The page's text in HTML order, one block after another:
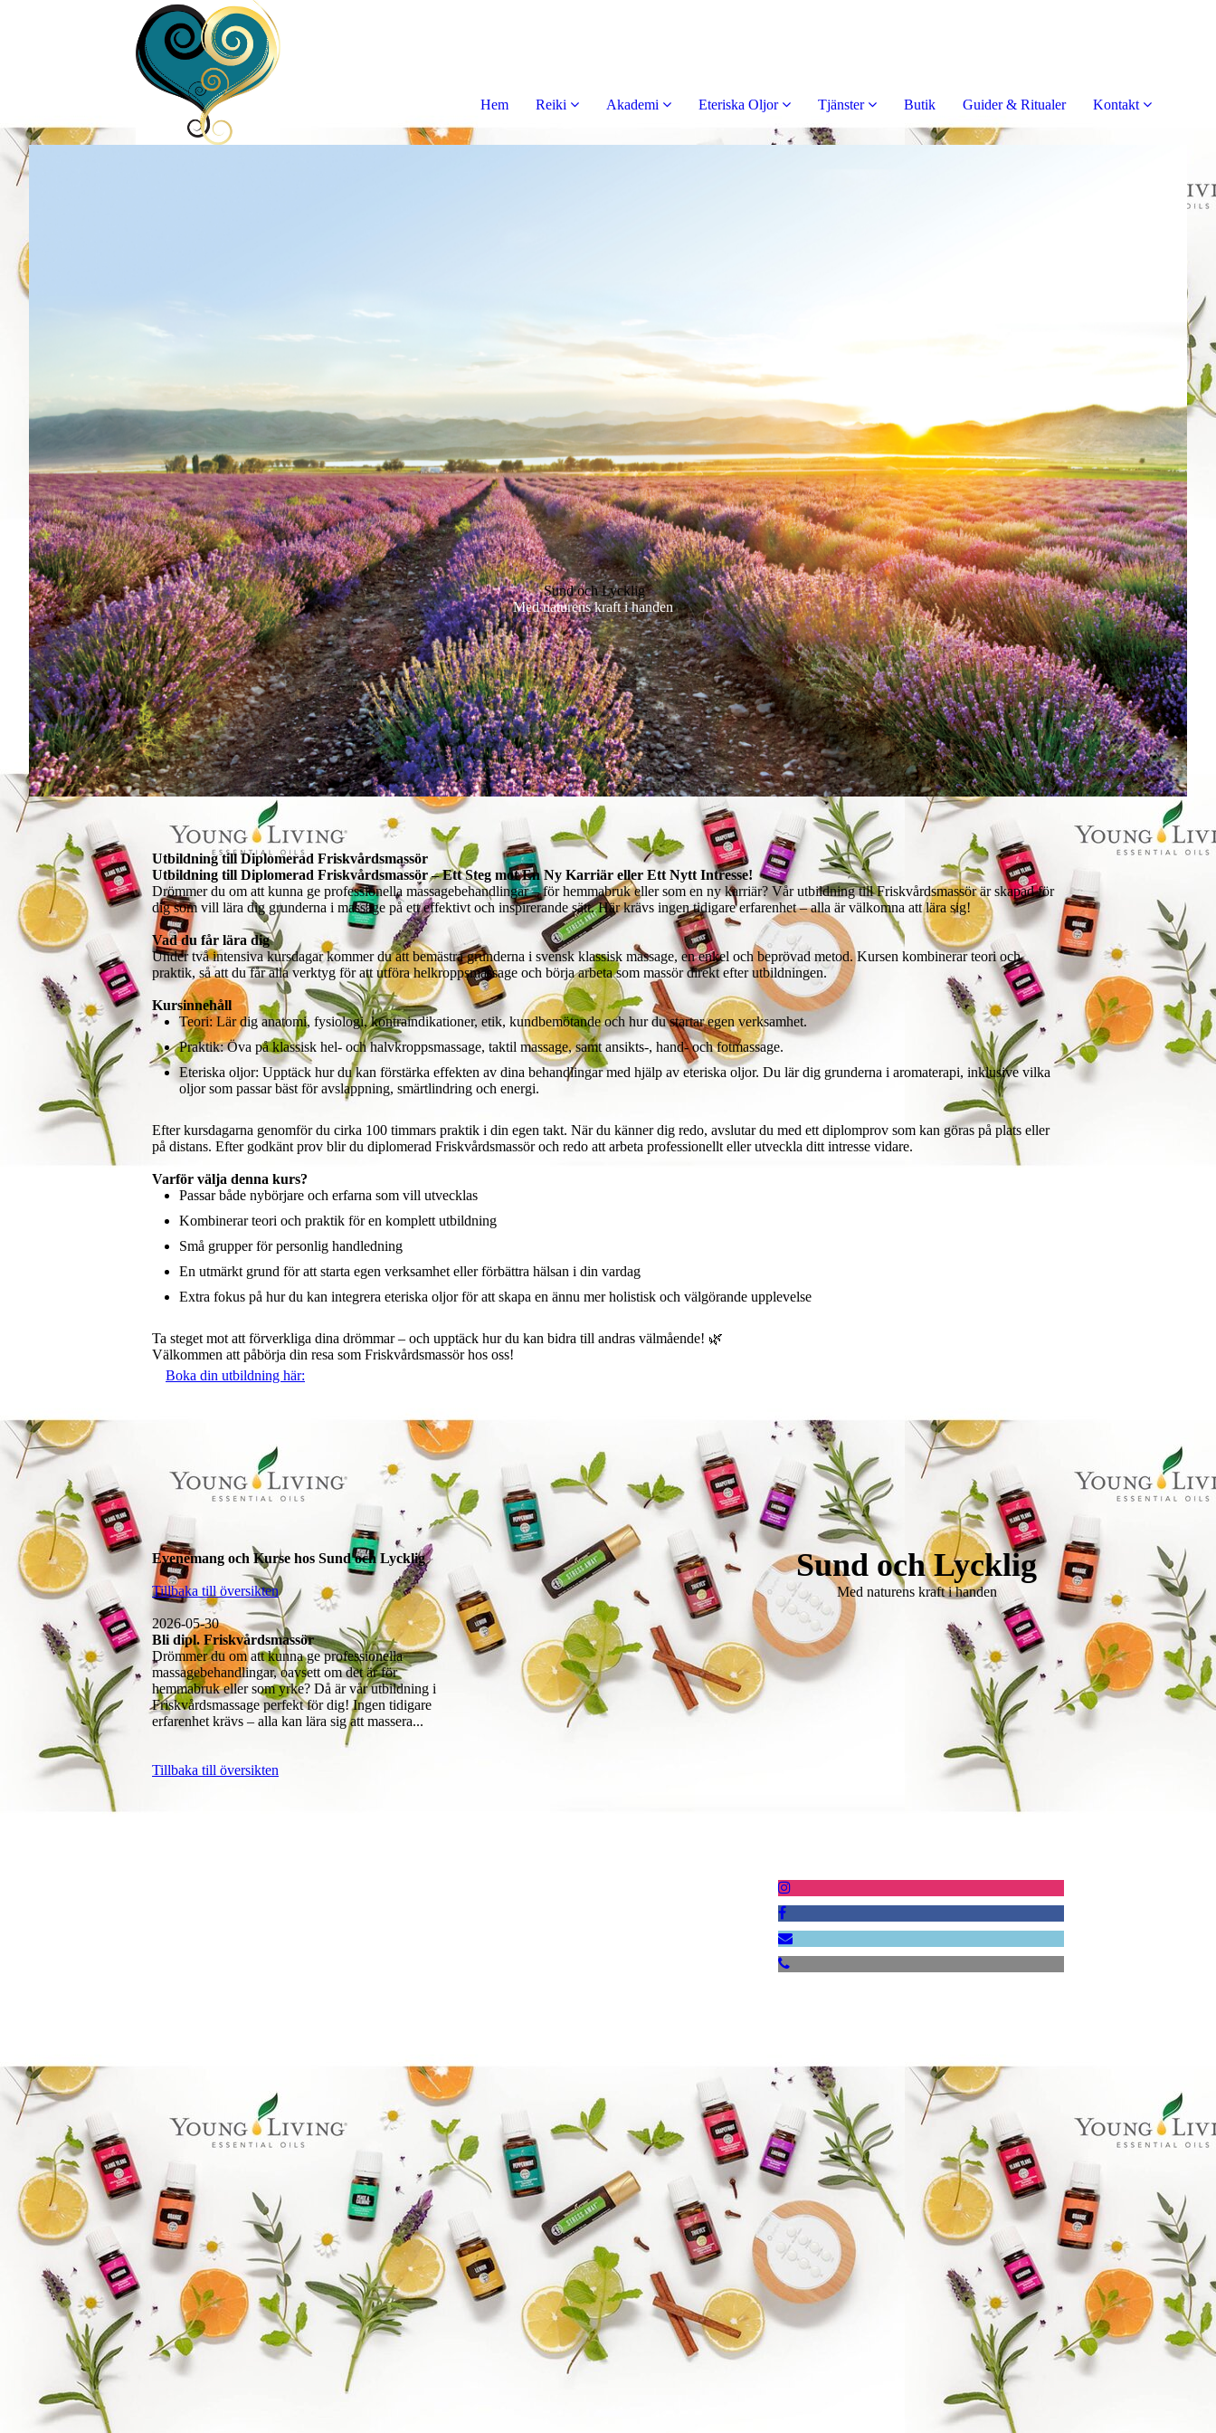
Hem Reiki Akademi Eteriska Oljor Tjänster Butik Guider & Ritualer Kontakt
Sund och Lycklig
Med naturens kraft i handen
Utbildning till Diplomerad Friskvårdsmassör
Utbildning till Diplomerad Friskvårdsmassör – Ett Steg mot En Ny Karriär eller Ett Nytt Intresse!
Drömmer du om att kunna ge professionella massagebehandlingar – för hemmabruk eller som en ny karriär? Vår utbildning till Friskvårdsmassör är skapad för
dig som vill lära dig grunderna i massage på ett effektivt och inspirerande sätt. Här krävs ingen tidigare erfarenhet – alla är välkomna att lära sig!
Vad du får lära dig
Under två intensiva kursdagar kommer du att bemästra grunderna i svensk klassisk massage, en enkel och beprövad metod. Kursen kombinerar teori och
praktik, så att du får alla verktyg för att utföra helkroppsmassage och börja arbeta som massör direkt efter utbildningen.
Kursinnehåll
Teori: Lär dig anatomi, fysiologi, kontraindikationer, etik, kundbemötande och hur du startar egen verksamhet.
Praktik: Öva på klassisk hel- och halvkroppsmassage, taktil massage, samt ansikts-, hand- och fotmassage.
Eteriska oljor: Upptäck hur du kan förstärka effekten av dina behandlingar med hjälp av eteriska oljor. Du lär dig grunderna i aromaterapi, inklusive vilka
oljor som passar bäst för avslappning, smärtlindring och energi.
Efter kursdagarna genomför du cirka 100 timmars praktik i din egen takt. När du känner dig redo, avslutar du med ett diplomprov som kan göras på plats eller
på distans. Efter godkänt prov blir du diplomerad Friskvårdsmassör och redo att arbeta professionellt eller utveckla ditt intresse vidare.
Varför välja denna kurs?
Passar både nybörjare och erfarna som vill utvecklas
Kombinerar teori och praktik för en komplett utbildning
Små grupper för personlig handledning
En utmärkt grund för att starta egen verksamhet eller förbättra hälsan i din vardag
Extra fokus på hur du kan integrera eteriska oljor för att skapa en ännu mer holistisk och välgörande upplevelse
Ta steget mot att förverkliga dina drömmar – och upptäck hur du kan bidra till andras välmående! 🌿
Välkommen att påbörja din resa som Friskvårdsmassör hos oss!
Boka din utbildning här:
Evenemang och Kurse hos Sund och Lycklig
Tillbaka till översikten
2026-05-30
Bli dipl. Friskvårdsmassör
Drömmer du om att kunna ge professionella
massagebehandlingar, oavsett om det är för
hemmabruk eller som yrke? Då är vår utbildning i
Friskvårdsmassage perfekt för dig! Ingen tidigare
erfarenhet krävs – alla kan lära sig att massera...
Tillbaka till översikten
Sund och Lycklig
Med naturens kraft i handen